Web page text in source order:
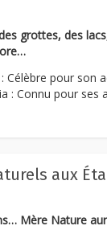
grottes, des
Célèbre pour son
: Connu pour ses
aux
Mère Nature